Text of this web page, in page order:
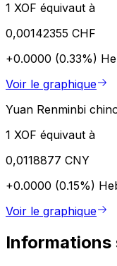
1 XOF équivaut à
0,00142355 CHF
+0.0000 (0.33%)
Voir le graphique
Yuan Renminbi
1 XOF équivaut à
0,0118877 CNY
+0.0000 (0.15%)
Voir le graphique
Informations